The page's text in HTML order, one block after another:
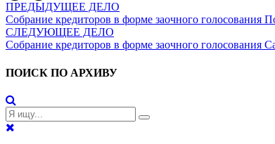
ПРЕДЫДУЩЕЕ ДЕЛО
Собрание кредиторов в форме заочного голосования
СЛЕДУЮЩЕЕ ДЕЛО
Собрание кредиторов в форме заочного голосования
ПОИСК ПО АРХИВУ